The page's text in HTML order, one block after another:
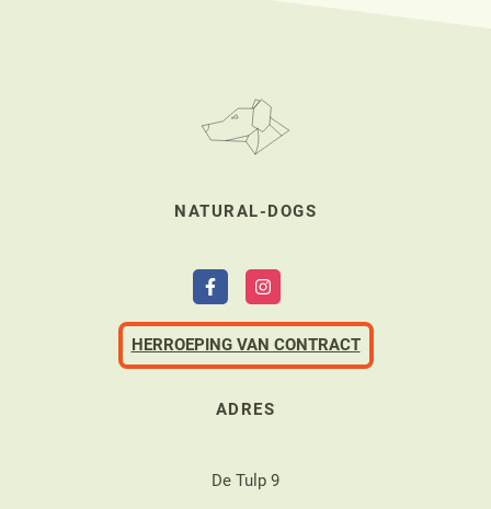
NATURAL-DOGS
HERROEPING VAN CONTRACT
ADRES
De Tulp 9